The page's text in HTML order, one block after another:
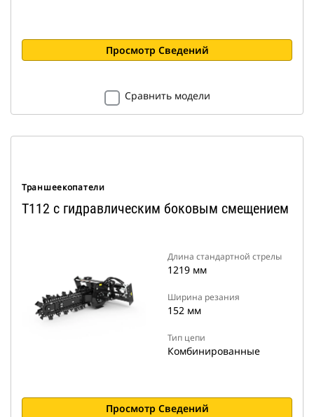
Просмотр Сведений
Сравнить модели
Траншеекопатели
T112 с гидравлическим боковым смещением
Длина стандартной стрелы
1219 мм
Ширина резания
152 мм
Тип цепи
Комбинированные
Просмотр Сведений